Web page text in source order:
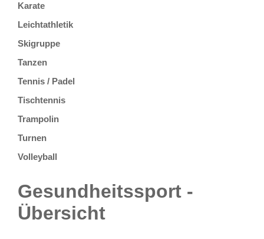
Karate
Leichtathletik
Skigruppe
Tanzen
Tennis / Padel
Tischtennis
Trampolin
Turnen
Volleyball
Gesundheitssport -
Übersicht